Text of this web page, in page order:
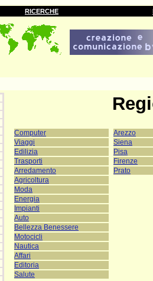
RICERCHE
Computer
Viaggi
Edilizia
Trasporti
Arredamento
Agricoltura
Moda
Energia
Impianti
Auto
Bellezza Benessere
Motocicli
Nautica
Affari
Editoria
Salute
Arezzo
Siena
Pisa
Firenze
Prato